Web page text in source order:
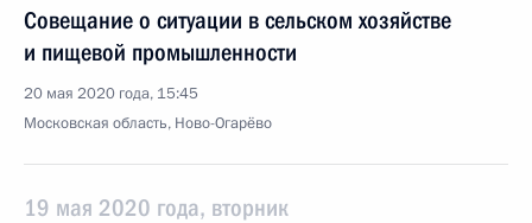
Совещание о ситуации в сельском хозяйстве
и пищевой промышленности
20 мая 2020 года, 15:45
Московская область, Ново-Огарёво
19 мая 2020 года, вторник